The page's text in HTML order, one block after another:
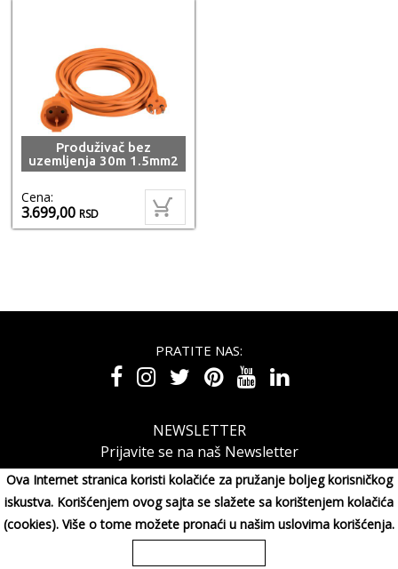
Ova Internet stranica koristi kolačiće za pružanje boljeg korisničkog
iskustva. Korišćenjem ovog sajta se slažete sa korištenjem kolačića
(cookies). Više o tome možete pronaći u našim uslovima korišćenja.
Produživač bez
uzemljenja 30m 1.5mm2
Cena:
3.699,00RSD
PRATITE NAS:
NEWSLETTER
Prijavite se na naš Newsletter
MAXIMORA GROUP DOO Miluna Pantića 15, 34000 KRAGUJE,
Srbija065/3003001